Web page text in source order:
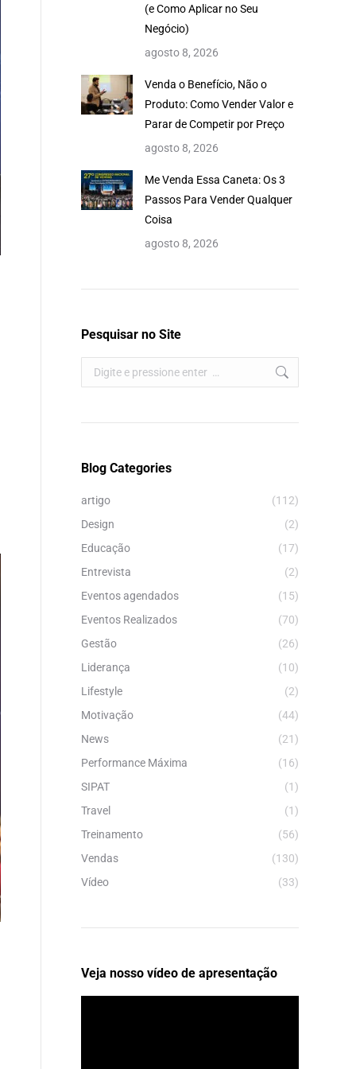
(e Como Aplicar no Seu
Negócio)
agosto 8, 2026
Venda o Benefício, Não o
Produto: Como Vender Valor e
Parar de Competir por Preço
agosto 8, 2026
Me Venda Essa Caneta: Os 3
Passos Para Vender Qualquer
Coisa
agosto 8, 2026
Pesquisar no Site
Search:
Blog Categories
artigo
(112)
Design
(2)
Educação
(17)
Entrevista
(2)
Eventos agendados
(15)
Eventos Realizados
(70)
Gestão
(26)
Liderança
(10)
Lifestyle
(2)
Motivação
(44)
News
(21)
Performance Máxima
(16)
SIPAT
(1)
Travel
(1)
Treinamento
(56)
Vendas
(130)
Vídeo
(33)
Veja nosso vídeo de apresentação